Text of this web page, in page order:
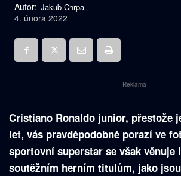
Autor: Jakub Chrpa
4. února 2022
Reklama
Cristiano Ronaldo junior, přestože
let, vás pravděpodobně porazí ve
sportovní superstar se však věnuje
soutěžním herním titulům, jako jsou